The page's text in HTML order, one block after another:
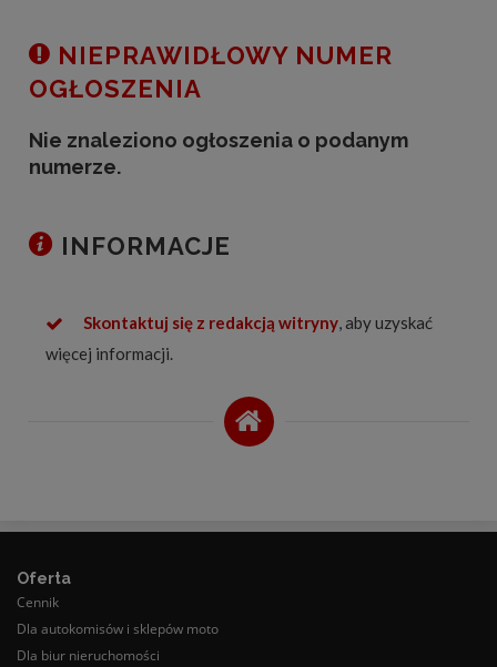
NIEPRAWIDŁOWY NUMER
OGŁOSZENIA
Nie znaleziono ogłoszenia o podanym
numerze.
INFORMACJE
Skontaktuj się z redakcją witryny, aby uzyskać
więcej informacji.
Oferta
Cennik
Dla autokomisów i sklepów moto
Dla biur nieruchomości